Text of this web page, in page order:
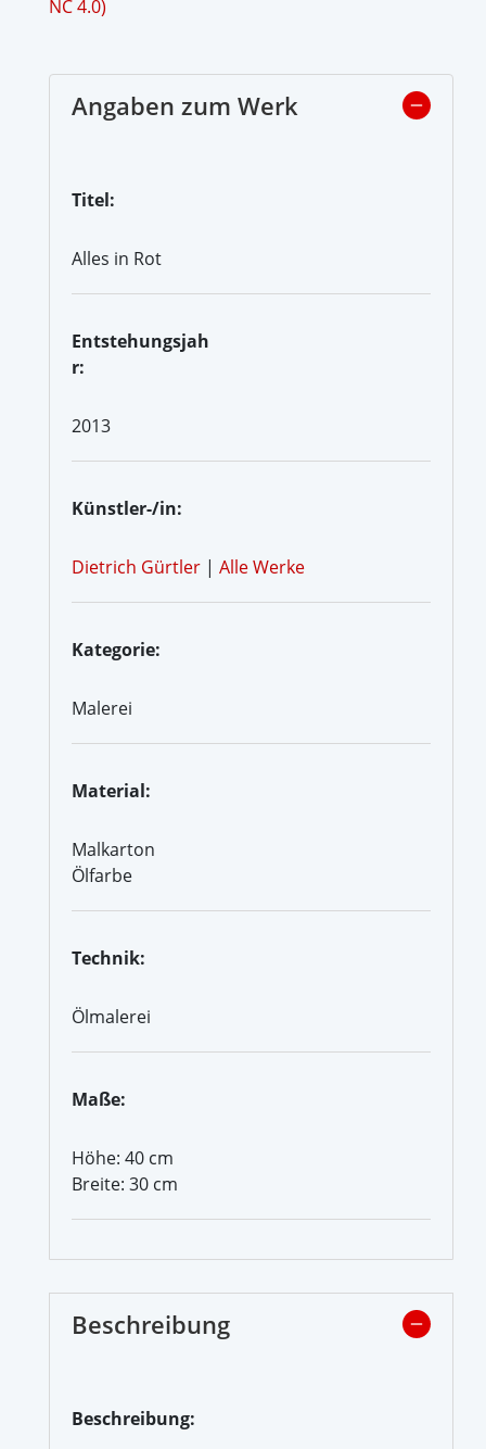
NC 4.0)
Angaben zum Werk
Titel:
Alles in Rot
Entstehungsjah
r:
2013
Künstler-/in:
Dietrich Gürtler | Alle Werke
Kategorie:
Malerei
Material:
Malkarton
Ölfarbe
Technik:
Ölmalerei
Maße:
Höhe: 40 cm
Breite: 30 cm
Beschreibung
Beschreibung: